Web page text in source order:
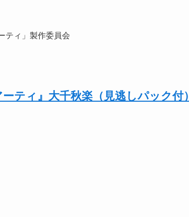
ティ」製作委員会
ティ』大千秋楽（見逃しパック付）